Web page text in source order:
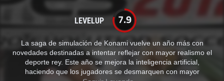
LEVELUP 7.9
La saga de simulación de Konami vuelve un año más con
novedades destinadas a intentar reflejar con mayor realismo el
deporte rey. Este año se mejora la inteligencia artificial,
haciendo que los jugadores se desmarquen con mayor